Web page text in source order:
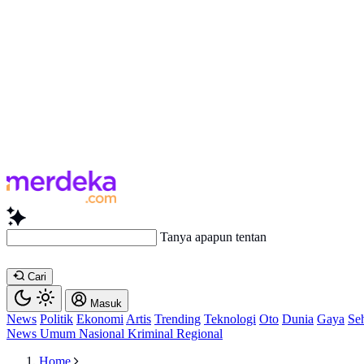
Tanya apapun tentang artikel ini...
Cari
Masuk
News Politik Ekonomi Artis Trending Teknologi Oto Dunia Gaya
News Umum Nasional Kriminal Regional
Home